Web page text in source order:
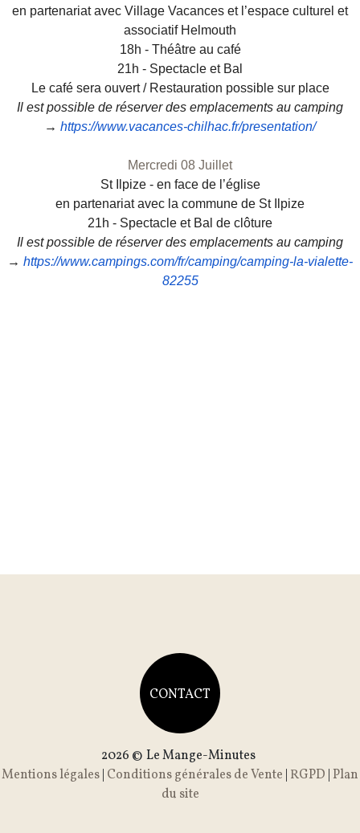
en partenariat avec Village Vacances et l’espace culturel et
associatif Helmouth
18h - Théâtre au café
21h - Spectacle et Bal
Le café sera ouvert / Restauration possible sur place
Il est possible de réserver des emplacements au camping
→ https://www.vacances-chilhac.fr/presentation/
Mercredi 08 Juillet
St Ilpize - en face de l’église
en partenariat avec la commune de St Ilpize
21h - Spectacle et Bal de clôture
Il est possible de réserver des emplacements au camping
→ https://www.campings.com/fr/camping/camping-la-vialette-
82255
CONTACT
2026 © Le Mange-Minutes
Mentions légales Conditions générales de Vente RGPD Plan
du site